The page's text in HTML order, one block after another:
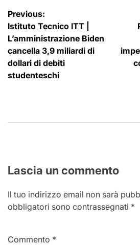
Navigazione
articoli
Previous:
Istituto Tecnico ITT |
L’amministrazione Biden
cancella 3,9 miliardi di
dollari di debiti
studenteschi
Lascia un commento
Il tuo indirizzo email non sarà
obbligatori sono contrassegnati *
Commento *